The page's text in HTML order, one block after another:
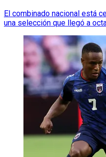
El combinado nacional está
una selección que llegó a